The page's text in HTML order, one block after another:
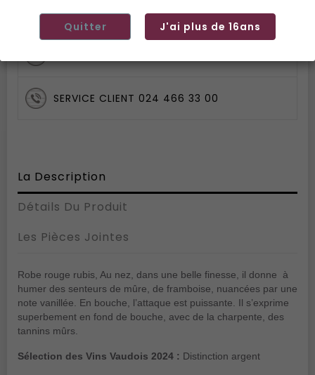
EXPÉDITION SOUS 72H
SERVICE CLIENT 024 466 33 00
La Description
Détails Du Produit
Les Pièces Jointes
Robe rouge rubis, Au nez, dans une belle finesse, il donne à
humer des senteurs de mûre, de framboise, nuancées par une
note vanillée. En bouche, l’attaque est puissante. Il s’exprime
superbement en fond de bouche, avec de la charpente, des
tannins mûrs.
Sélection des Vins Vaudois 2024 : Distinction argent
Quitter J'ai plus de 16ans